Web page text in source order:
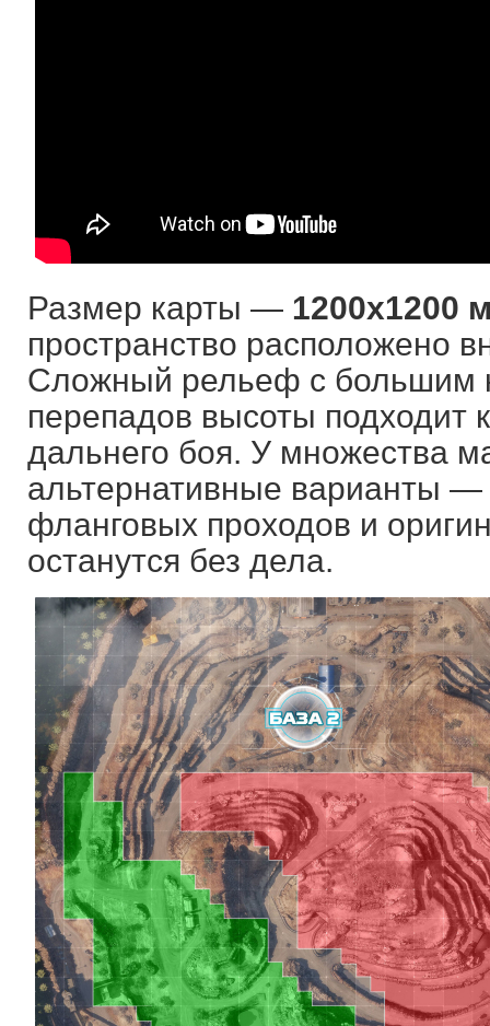
Размер карты — 1200х1200
пространство расположено
Сложный рельеф с большим
перепадов высоты подходит
дальнего боя. У множества
альтернативные варианты —
фланговых проходов и
останутся без дела.